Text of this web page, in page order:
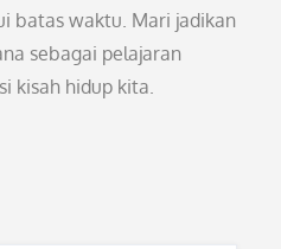
batas waktu. Mari jadikan
sebagai pelajaran
kisah hidup kita.